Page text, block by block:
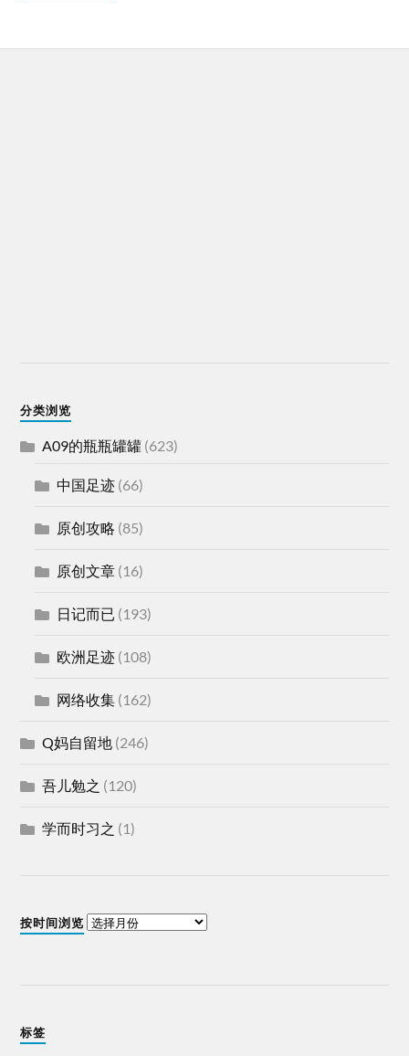
分类浏览
A09的瓶瓶罐罐 (623)
中国足迹 (66)
原创攻略 (85)
原创文章 (16)
日记而已 (193)
欧洲足迹 (108)
网络收集 (162)
Q妈自留地 (246)
吾儿勉之 (120)
学而时习之 (1)
按时间浏览
标签